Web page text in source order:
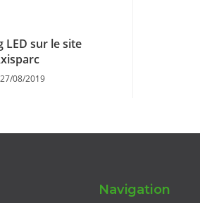
LED sur le site
27/08/2019
Navigation